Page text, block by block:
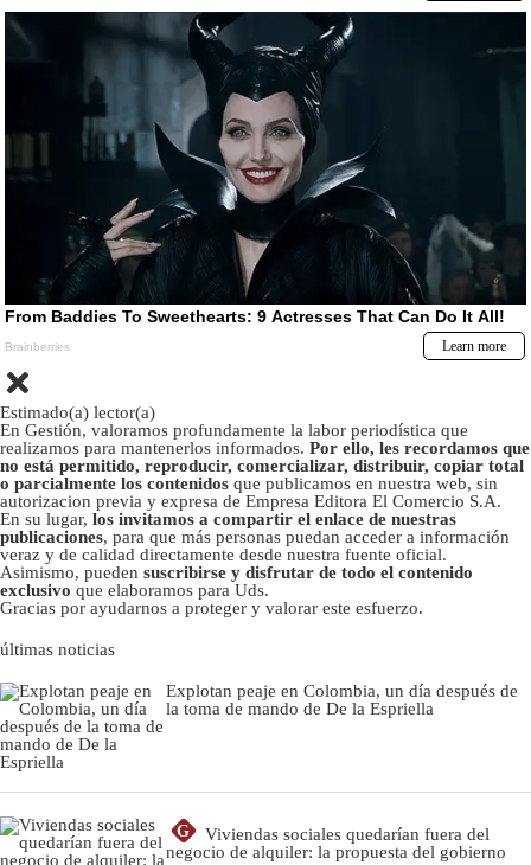
Estimado(a) lector(a)
En Gestión, valoramos profundamente la labor periodística que
realizamos para mantenerlos informados. Por ello, les recordamos que
no está permitido, reproducir, comercializar, distribuir, copiar total
o parcialmente los contenidos que publicamos en nuestra web, sin
autorizacion previa y expresa de Empresa Editora El Comercio S.A.
En su lugar, los invitamos a compartir el enlace de nuestras
publicaciones, para que más personas puedan acceder a información
veraz y de calidad directamente desde nuestra fuente oficial.
Asimismo, pueden suscribirse y disfrutar de todo el contenido
exclusivo que elaboramos para Uds.
Gracias por ayudarnos a proteger y valorar este esfuerzo.
últimas noticias
Explotan peaje en Colombia, un día después de
la toma de mando de De la Espriella
G
Viviendas sociales quedarían fuera del
negocio de alquiler: la propuesta del gobierno